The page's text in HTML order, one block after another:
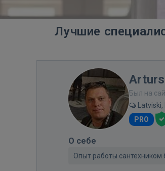
Лучшие
Был на
PRO
О себе
Опыт работы сантехником